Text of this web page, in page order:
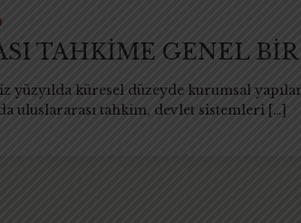
TAHKİME GENEL BİR
küresel düzeyde kurumsal
uluslararası tahkim, devlet sistemleri[…]